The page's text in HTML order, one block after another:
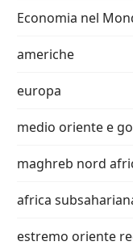
Economia nel
americhe
europa
medio oriente e
maghreb nord
africa
estremo oriente